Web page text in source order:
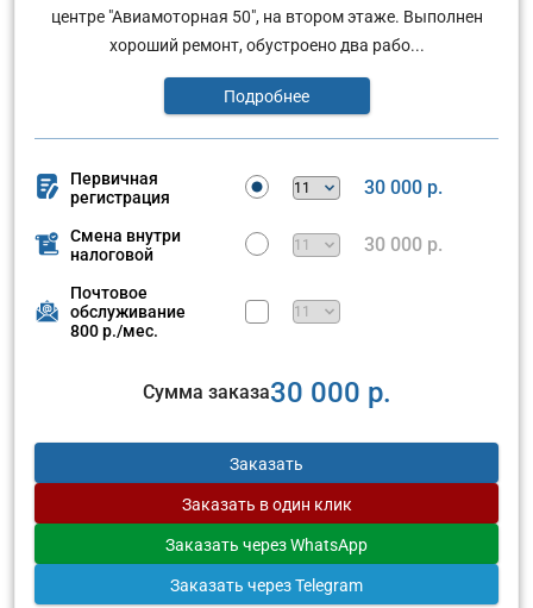
центре "Авиамоторная 50", на втором этаже. Выполнен
хороший ремонт, обустроено два рабо...
Подробнее
Первичная
регистрация
30 000 р.
Смена внутри
налоговой
30 000 р.
Почтовое
обслуживание
800 р./мес.
Сумма заказа30 000 р.
Заказать
Заказать в один клик
Заказать через WhatsApp
Заказать через Telegram